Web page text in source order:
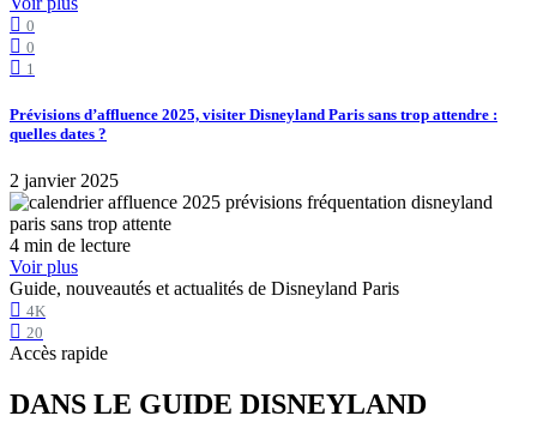
0
0
1
Prévisions d’affluence 2025, visiter Disneyland Paris sans trop attendre :
quelles dates ?
2 janvier 2025
4 min de lecture
Voir plus
Guide, nouveautés et actualités de Disneyland Paris
4K
20
Accès rapide
DANS LE GUIDE DISNEYLAND